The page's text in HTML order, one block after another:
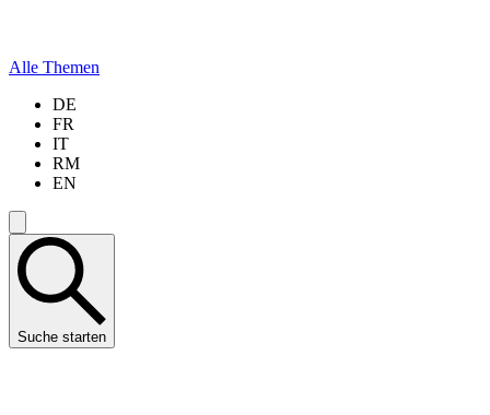
Alle Themen
DE
FR
IT
RM
EN
Suche starten